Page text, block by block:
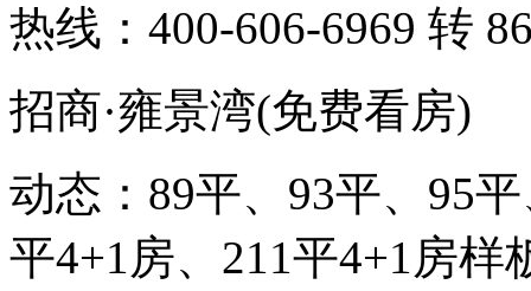
热线：400-606-6969 转
招商·雍景湾(免费看房)
动态：89平、93平、95
平4+1房、211平4+1房样